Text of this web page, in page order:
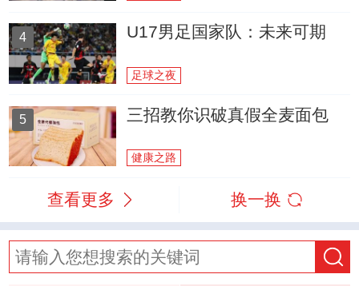
4 U17男足国家队：未来可期
足球之夜
5 三招教你识破真假全麦面包
健康之路
查看更多 换一换